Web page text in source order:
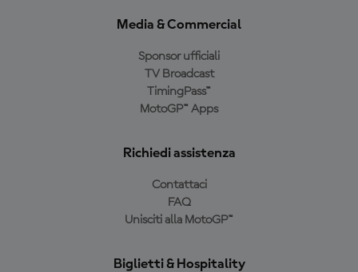
Media & Commercial
Sponsor ufficiali
TV Broadcast
TimingPass™
MotoGP™ Apps
Richiedi assistenza
Contattaci
FAQ
Unisciti alla MotoGP™
Biglietti & Hospitality